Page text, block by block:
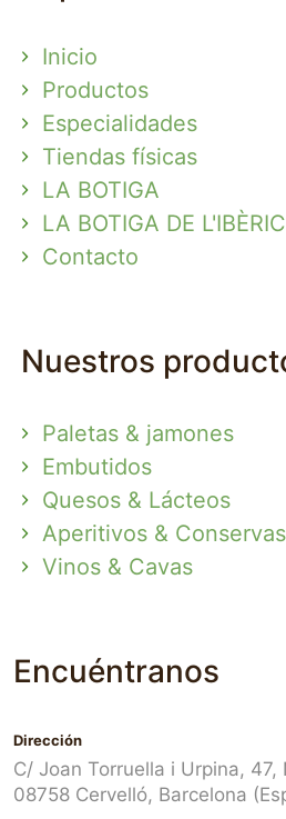
Inicio
Productos
Especialidades
Tiendas físicas
LA BOTIGA
LA BOTIGA DE L'IBÈRIC
Contacto
Nuestros
Paletas & jamones
Embutidos
Quesos & Lácteos
Aperitivos & Conservas
Vinos & Cavas
Encuéntranos
Dirección
C/ Joan Torruella i Urpina, 47,
08758 Cervelló, Barcelona